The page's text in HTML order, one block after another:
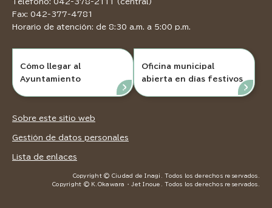
Fax: 042-377-4781
Horario de atención: de 8:30 a.m. a 5:00 p.m.
Cómo llegar al
Ayuntamiento
Oficina municipal
abierta en días festivos
Sobre este sitio web
Gestión de datos personales
Lista de enlaces
Copyright © Ciudad de Inagi. Todos los derechos reservados.
Copyright © K.Okawara ・ Jet Inoue. Todos los derechos reservados.